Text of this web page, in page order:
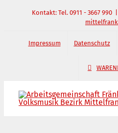
springen
Kontakt: Tel. 0911 - 3667 990
Impressum Datenschutz